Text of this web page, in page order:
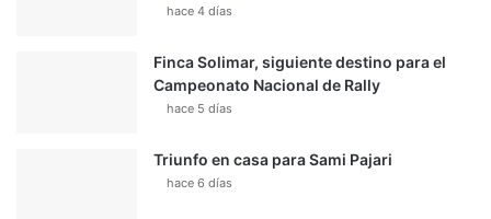
hace 4 días
Finca Solimar, siguiente destino para el
Campeonato Nacional de Rally
hace 5 días
Triunfo en casa para Sami Pajari
hace 6 días